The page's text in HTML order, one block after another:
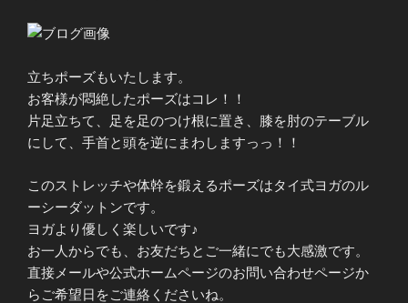
立ちポーズもいたします。
お客様が悶絶したポーズはコレ！！
片足立ちて、足を足のつけ根に置き、膝を肘のテーブル
にして、手首と頭を逆にまわしますっっ！！
このストレッチや体幹を鍛えるポーズはタイ式ヨガのル
ーシーダットンです。
ヨガより優しく楽しいです♪
お一人からでも、お友だちとご一緒にでも大感激です。
直接メールや公式ホームページのお問い合わせページか
らご希望日をご連絡くださいね。